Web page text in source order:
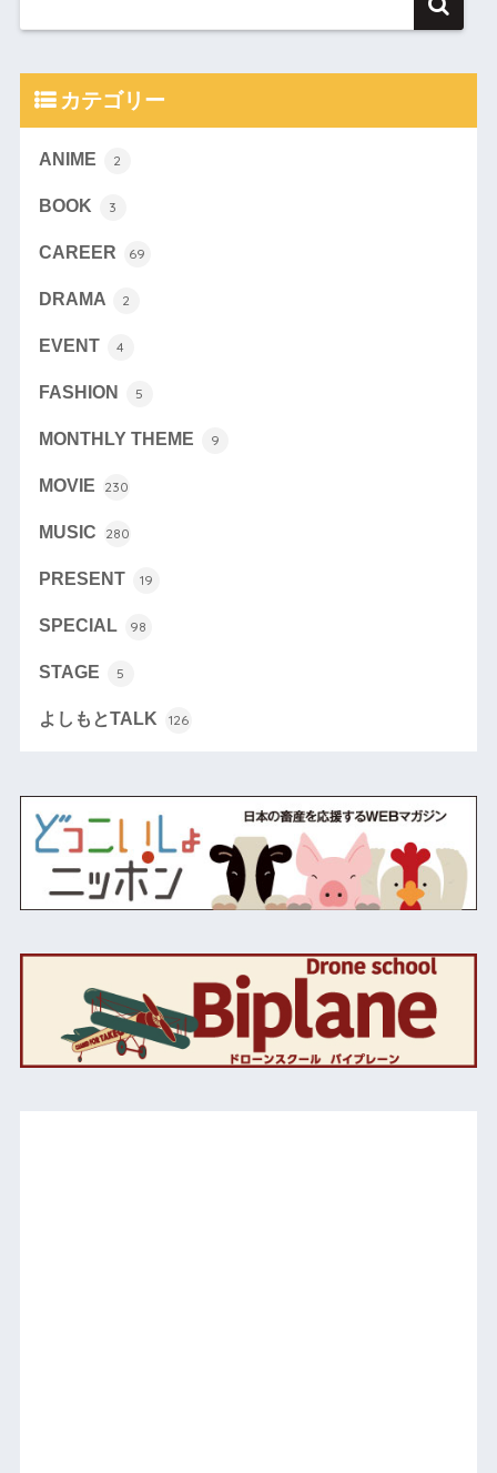
カテゴリー
ANIME 2
BOOK 3
CAREER 69
DRAMA 2
EVENT 4
FASHION 5
MONTHLY THEME 9
MOVIE 230
MUSIC 280
PRESENT 19
SPECIAL 98
STAGE 5
よしもとTALK 126